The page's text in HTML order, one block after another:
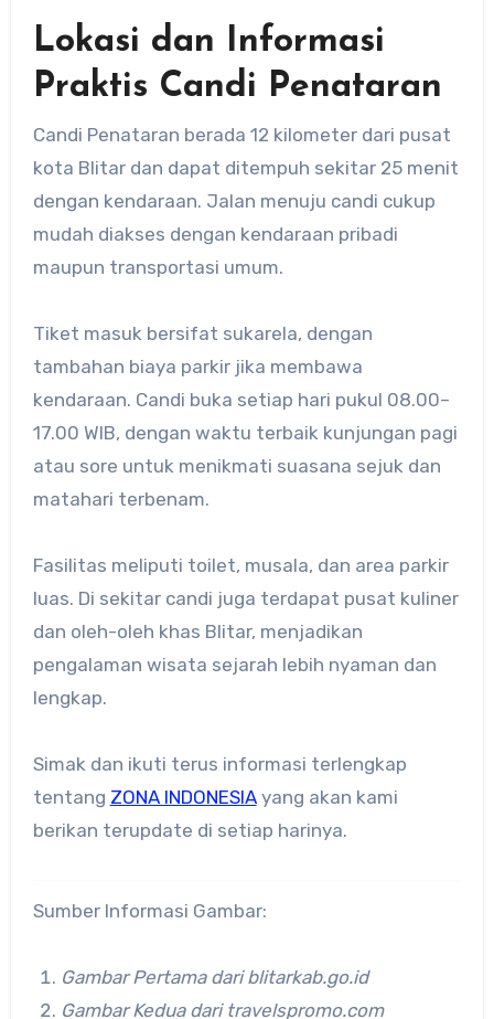
Lokasi dan Informasi
Praktis Candi Penataran
Candi Penataran berada 12 kilometer dari pusat
kota Blitar dan dapat ditempuh sekitar 25 menit
dengan kendaraan. Jalan menuju candi cukup
mudah diakses dengan kendaraan pribadi
maupun transportasi umum.
Tiket masuk bersifat sukarela, dengan
tambahan biaya parkir jika membawa
kendaraan. Candi buka setiap hari pukul 08.00–
17.00 WIB, dengan waktu terbaik kunjungan pagi
atau sore untuk menikmati suasana sejuk dan
matahari terbenam.
Fasilitas meliputi toilet, musala, dan area parkir
luas. Di sekitar candi juga terdapat pusat kuliner
dan oleh-oleh khas Blitar, menjadikan
pengalaman wisata sejarah lebih nyaman dan
lengkap.
Simak dan ikuti terus informasi terlengkap
tentang ZONA INDONESIAyang akan kami
berikan terupdate di setiap harinya.
Sumber Informasi Gambar:
Gambar Pertama dari blitarkab.go.id
Gambar Kedua dari travelspromo.com